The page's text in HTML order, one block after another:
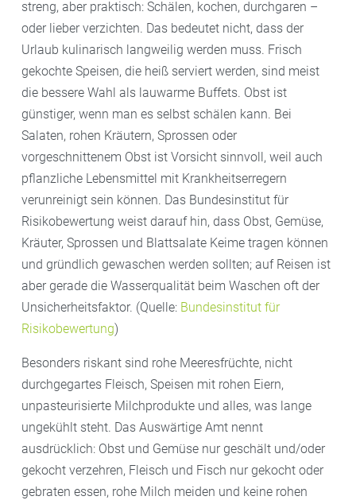
streng, aber praktisch: Schälen, kochen, durchgaren –
oder lieber verzichten. Das bedeutet nicht, dass der
Urlaub kulinarisch langweilig werden muss. Frisch
gekochte Speisen, die heiß serviert werden, sind meist
die bessere Wahl als lauwarme Buffets. Obst ist
günstiger, wenn man es selbst schälen kann. Bei
Salaten, rohen Kräutern, Sprossen oder
vorgeschnittenem Obst ist Vorsicht sinnvoll, weil auch
pflanzliche Lebensmittel mit Krankheitserregern
verunreinigt sein können. Das Bundesinstitut für
Risikobewertung weist darauf hin, dass Obst, Gemüse,
Kräuter, Sprossen und Blattsalate Keime tragen können
und gründlich gewaschen werden sollten; auf Reisen ist
aber gerade die Wasserqualität beim Waschen oft der
Unsicherheitsfaktor. (Quelle: Bundesinstitut für
Risikobewertung)
Besonders riskant sind rohe Meeresfrüchte, nicht
durchgegartes Fleisch, Speisen mit rohen Eiern,
unpasteurisierte Milchprodukte und alles, was lange
ungekühlt steht. Das Auswärtige Amt nennt
ausdrücklich: Obst und Gemüse nur geschält und/oder
gekocht verzehren, Fleisch und Fisch nur gekocht oder
gebraten essen, rohe Milch meiden und keine rohen